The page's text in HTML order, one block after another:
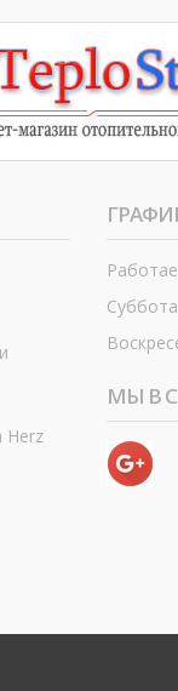
Herz
МЫ В